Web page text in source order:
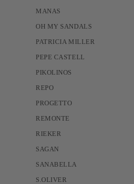
MANAS
OH MY SANDALS
PATRICIA MILLER
PEPE CASTELL
PIKOLINOS
REPO
PROGETTO
REMONTE
RIEKER
SAGAN
SANABELLA
S.OLIVER